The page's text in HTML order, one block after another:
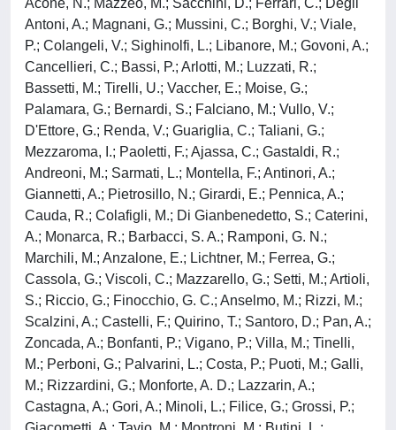
Acone, N.; Mazzeo, M.; Sacchini, D.; Ferrari, C.; Degli
Antoni, A.; Magnani, G.; Mussini, C.; Borghi, V.; Viale,
P.; Colangeli, V.; Sighinolfi, L.; Libanore, M.; Govoni, A.;
Cancellieri, C.; Bassi, P.; Arlotti, M.; Luzzati, R.;
Bassetti, M.; Tirelli, U.; Vaccher, E.; Moise, G.;
Palamara, G.; Bernardi, S.; Falciano, M.; Vullo, V.;
D'Ettore, G.; Renda, V.; Guariglia, C.; Taliani, G.;
Mezzaroma, I.; Paoletti, F.; Ajassa, C.; Gastaldi, R.;
Andreoni, M.; Sarmati, L.; Montella, F.; Antinori, A.;
Giannetti, A.; Pietrosillo, N.; Girardi, E.; Pennica, A.;
Cauda, R.; Colafigli, M.; Di Gianbenedetto, S.; Caterini,
A.; Monarca, R.; Barbacci, S. A.; Ramponi, G. N.;
Marchili, M.; Anzalone, E.; Lichtner, M.; Ferrea, G.;
Cassola, G.; Viscoli, C.; Mazzarello, G.; Setti, M.; Artioli,
S.; Riccio, G.; Finocchio, G. C.; Anselmo, M.; Rizzi, M.;
Scalzini, A.; Castelli, F.; Quirino, T.; Santoro, D.; Pan, A.;
Zoncada, A.; Bonfanti, P.; Vigano, P.; Villa, M.; Tinelli,
M.; Perboni, G.; Palvarini, L.; Costa, P.; Puoti, M.; Galli,
M.; Rizzardini, G.; Monforte, A. D.; Lazzarin, A.;
Castagna, A.; Gori, A.; Minoli, L.; Filice, G.; Grossi, P.;